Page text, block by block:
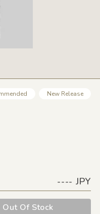
New Release
---- JPY
Out Of Stock